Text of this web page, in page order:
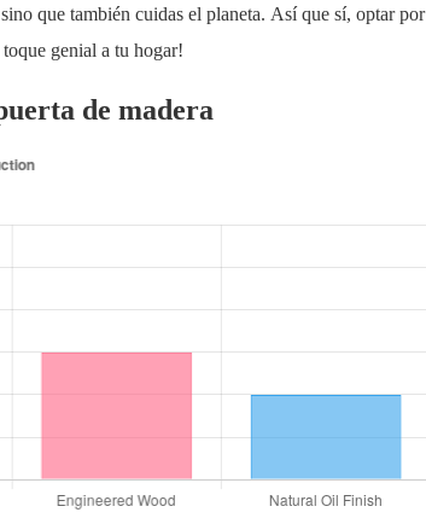
que también cuidas el planeta. Así que sí, optar por
genial a tu hogar!
de madera